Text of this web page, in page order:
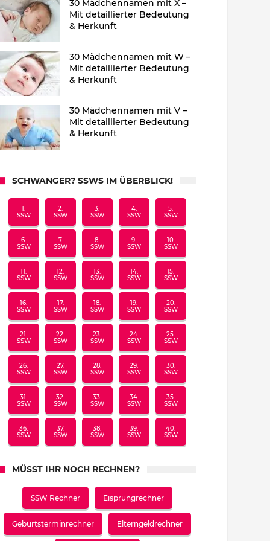
30 Mädchennamen mit X –
Mit detaillierter Bedeutung
& Herkunft
30 Mädchennamen mit W –
Mit detaillierter Bedeutung
& Herkunft
30 Mädchennamen mit V –
Mit detaillierter Bedeutung
& Herkunft
SCHWANGER? SSWS IM ÜBERBLICK!
1.
SSW
2.
SSW
3.
SSW
4.
SSW
5.
SSW
6.
SSW
7.
SSW
8.
SSW
9.
SSW
10.
SSW
11.
SSW
12.
SSW
13.
SSW
14.
SSW
15.
SSW
16.
SSW
17.
SSW
18.
SSW
19.
SSW
20.
SSW
21.
SSW
22.
SSW
23.
SSW
24.
SSW
25.
SSW
26.
SSW
27.
SSW
28.
SSW
29.
SSW
30.
SSW
31.
SSW
32.
SSW
33.
SSW
34.
SSW
35.
SSW
36.
SSW
37.
SSW
38.
SSW
39.
SSW
40.
SSW
MÜSST IHR NOCH RECHNEN?
SSW Rechner Eisprungrechner
Geburtsterminrechner Elterngeldrechner